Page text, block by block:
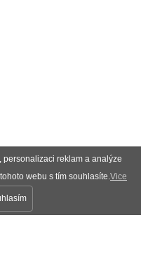
personalizaci reklam a analýze
webu s tím souhlasíte.Vice